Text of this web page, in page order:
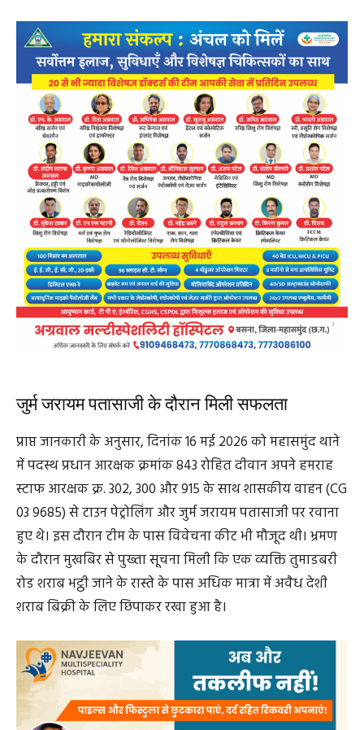
जुर्म जरायम पतासाजी के दौरान मिली सफलता
प्राप्त जानकारी के अनुसार, दिनांक 16 मई 2026 को महासमुंद थाने
में पदस्थ प्रधान आरक्षक क्रमांक 843 रोहित दीवान अपने हमराह
स्टाफ आरक्षक क्र. 302, 300 और 915 के साथ शासकीय वाहन (CG
03 9685) से टाउन पेट्रोलिंग और जुर्म जरायम पतासाजी पर रवाना
हुए थे। इस दौरान टीम के पास विवेचना कीट भी मौजूद थी। भ्रमण
के दौरान मुखबिर से पुख्ता सूचना मिली कि एक व्यक्ति तुमाडबरी
रोड शराब भट्ठी जाने के रास्ते के पास अधिक मात्रा में अवैध देशी
शराब बिक्री के लिए छिपाकर रखा हुआ है।